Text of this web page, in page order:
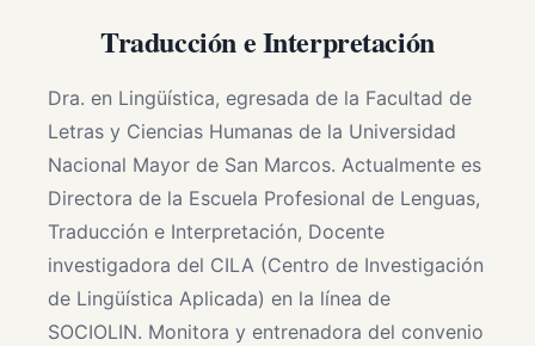
Traducción e Interpretación
Dra. en Lingüística, egresada de la Facultad de
Letras y Ciencias Humanas de la Universidad
Nacional Mayor de San Marcos. Actualmente es
Directora de la Escuela Profesional de Lenguas,
Traducción e Interpretación, Docente
investigadora del CILA (Centro de Investigación
de Lingüística Aplicada) en la línea de
SOCIOLIN. Monitora y entrenadora del convenio